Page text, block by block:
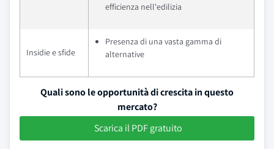
efficienza nell'edilizia
Insidie e sfide
Presenza di una vasta gamma di
alternative
Quali sono le opportunità di crescita in questo
mercato?
Scarica il PDF gratuito